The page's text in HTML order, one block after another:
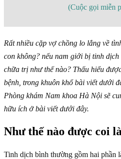
(Cuộc gọi miễn
Rất nhiều cặp vợ chồng lo lắng về
con không? nếu nam giới bị tinh
chữa trị như thế nào? Thấu hiểu
bệnh, trong khuôn khổ bài viết dưới
Phòng khám Nam khoa Hà Nội sẽ
hữu ích ở bài viết dưới đây.
Như thế nào được coi
Tinh dịch bình thường gồm hai phần